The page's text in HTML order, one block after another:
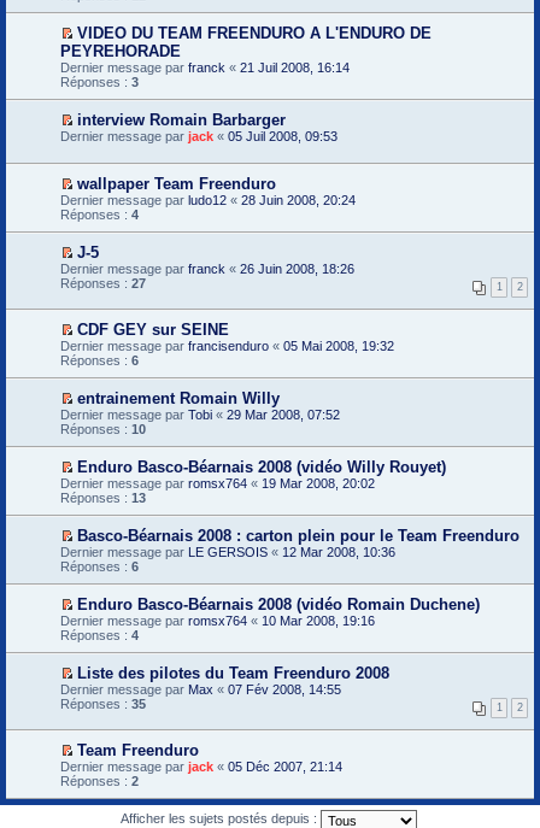
l
u
g
e
n
o
n
l
u
r
e
s
s
a
g
n
o
l
u
e
m
i
e
r
m
e
s
s
a
g
n
o
n
l
u
e
p
r
e
e
m
e
s
s
a
g
e
n
o
n
l
u
V
o
i
r
l
e
p
e
e
r
m
e
s
s
a
g
e
n
o
n
l
u
VIDEO DU TEAM FREENDURO A L'ENDURO DE
PEYREHORADE
Dernier message par franck « 21 Juil 2008, 16:14
Réponses : 3
V
i
e
p
r
e
m
i
e
r
m
e
s
s
a
g
e
n
o
n
u
interview Romain Barbarger
Dernier message par jack « 05 Juil 2008, 09:53
V
o
e
p
e
m
i
e
r
e
s
s
e
n
o
n
u
wallpaper Team Freenduro
Dernier message par ludo12 « 28 Juin 2008, 20:24
Réponses : 4
V
o
r
e
p
r
e
m
i
e
r
e
s
s
e
n
o
n
u
J-5
Dernier message par franck « 26 Juin 2008, 18:26
Réponses : 27 1 2
V
o
e
p
r
e
m
i
e
r
m
e
s
s
a
g
e
n
o
u
CDF GEY sur SEINE
Dernier message par francisenduro « 05 Mai 2008, 19:32
Réponses : 6
V
o
e
p
r
e
m
i
e
r
m
e
s
s
a
g
e
n
o
n
entrainement Romain Willy
Dernier message par Tobi « 29 Mar 2008, 07:52
Réponses : 10
V
o
e
p
r
e
m
i
e
r
m
e
s
s
n
o
n
Enduro Basco-Béarnais 2008 (vidéo Willy Rouyet)
Dernier message par romsx764 « 19 Mar 2008, 20:02
Réponses : 13
V
o
e
p
r
e
m
i
e
e
s
s
g
Basco-Béarnais 2008 : carton plein pour le Team Freenduro
Dernier message par LE GERSOIS « 12 Mar 2008, 10:36
Réponses : 6
V
o
e
p
e
m
i
e
r
m
Enduro Basco-Béarnais 2008 (vidéo Romain Duchene)
Dernier message par romsx764 « 10 Mar 2008, 19:16
Réponses : 4
V
o
r
p
r
e
Liste des pilotes du Team Freenduro 2008
Dernier message par Max « 07 Fév 2008, 14:55
Réponses : 35 1 2
V
o
r
Team Freenduro
Dernier message par jack « 05 Déc 2007, 21:14
Réponses : 2
Afficher les sujets postés depuis :